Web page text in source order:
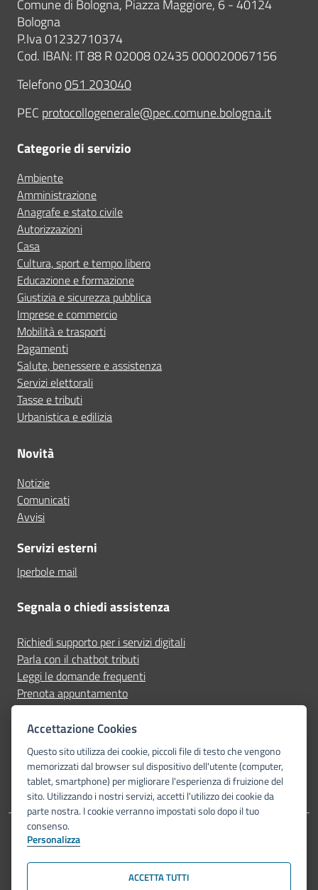
Comune di Bologna, Piazza Maggiore, 6 - 40124
Bologna
P.Iva 01232710374
Cod. IBAN: IT 88 R 02008 02435 000020067156
Telefono051 203040
PEC protocollogenerale@pec.comune.bologna.it
Categorie di servizio
Ambiente
Amministrazione
Anagrafe e stato civile
Autorizzazioni
Casa
Cultura, sport e tempo libero
Educazione e formazione
Giustizia e sicurezza pubblica
Imprese e commercio
Mobilità e trasporti
Pagamenti
Salute, benessere e assistenza
Servizi elettorali
Tasse e tributi
Urbanistica e edilizia
Novità
Notizie
Comunicati
Avvisi
Servizi esterni
Iperbole mail
Segnala o chiedi assistenza
Richiedi supporto per i servizi digitali
Parla con il chatbot tributi
Leggi le domande frequenti
Prenota appuntamento
Segnala disservizio
Seguici su
Dichiarazione di accessibilità
Piano di miglioramento del sito Mappa del sito
Accettazione Cookies
Questo sito utilizza dei cookie, piccoli file di testo che vengono
memorizzati dal browser sul dispositivo dell'utente (computer,
tablet, smartphone) per migliorare l'esperienza di fruizione del
sito. Utilizzando i nostri servizi, accetti l'utilizzo dei cookie da
parte nostra. I cookie verranno impostati solo dopo il tuo
consenso.
Personalizza
ACCETTA TUTTI